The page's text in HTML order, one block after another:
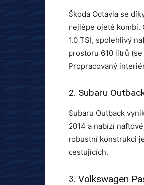
Škoda Octavia se
nejlépe ojeté kombi.
1.0 TSI, spolehlivý
prostoru 610 litrů
Propracovaný
2. Subaru
Subaru Outback
2014 a nabízí
robustní konstrukci
cestujících.
3. Volkswagen